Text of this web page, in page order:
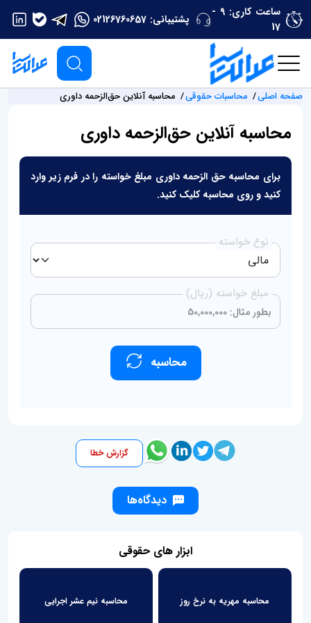
ساعت کاری: 9 -
17
پشتیبانی: 02126760657
صفحه اصلی محاسبات حقوقی محاسبه آنلاین حق‌الزحمه داوری
محاسبه آنلاین حق‌الزحمه داوری
برای محاسبه حق الزحمه داوری مبلغ خواسته را در فرم زیر وارد
کنید و روی محاسبه کلیک کنید.
نوع خواسته
مبلغ خواسته (ریال)
محاسبه
گزارش خطا
دیدگاه‌ها
ابزار های حقوقی
محاسبه مهریه به نرخ روز محاسبه نیم عشر اجرایی